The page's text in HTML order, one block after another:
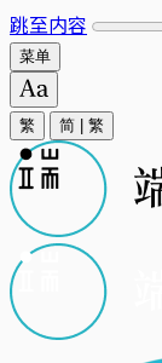
跳至内容
菜单
繁 简 繁